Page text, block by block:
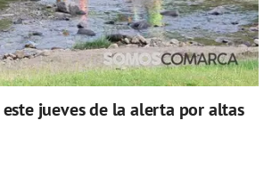
jueves de la alerta por altas